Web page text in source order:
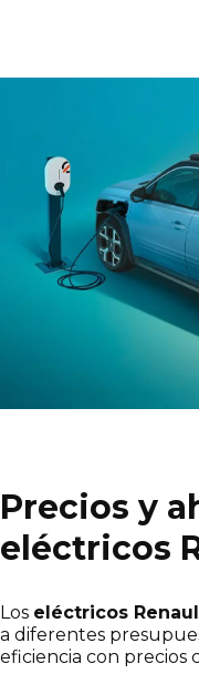
Precios y
eléctricos
Los eléctricos
a diferentes
eficiencia con precios